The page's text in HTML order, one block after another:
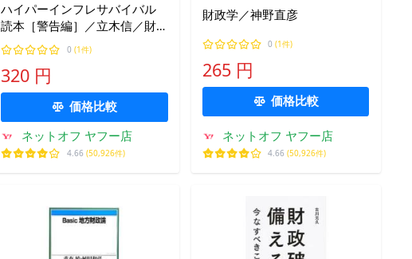
ハイパーインフレサバイバル
読本［警告編］／立木信／財
政問題プロジェクト
0 (1件)
320 円
価格比較
ネットオフ ヤフー店
4.66 (50,926件)
財政学／神野直彦
0 (1件)
265 円
価格比較
ネットオフ ヤフー店
4.66 (50,926件)